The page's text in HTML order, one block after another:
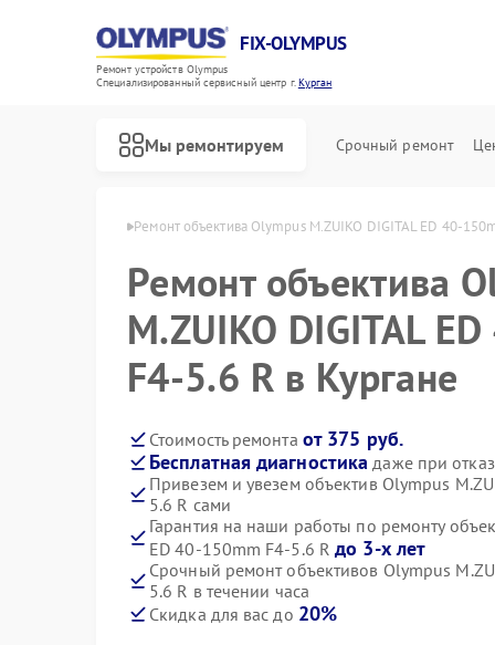
FIX-OLYMPUS
Ремонт устройств Olympus
Специализированный cервисный центр г.Курган
Мы ремонтируем Срочный ремонт
Olympus в Кургане Ремонт объектива Olympus M.ZUIKO DIGITAL ED 40-
Ремонт объектива
M.ZUIKO DIGITAL
F4-5.6 R в Кургане
Стоимость ремонта от 375 руб.
Бесплатная диагностика даже при
Привезем и увезем объектив Olympus
5.6 R сами
Гарантия на наши работы по ремонту
ED 40-150mm F4-5.6 Rдо 3-х лет
Срочный ремонт объективов Olympus
5.6 R в течении часа
Скидка для вас до 20%